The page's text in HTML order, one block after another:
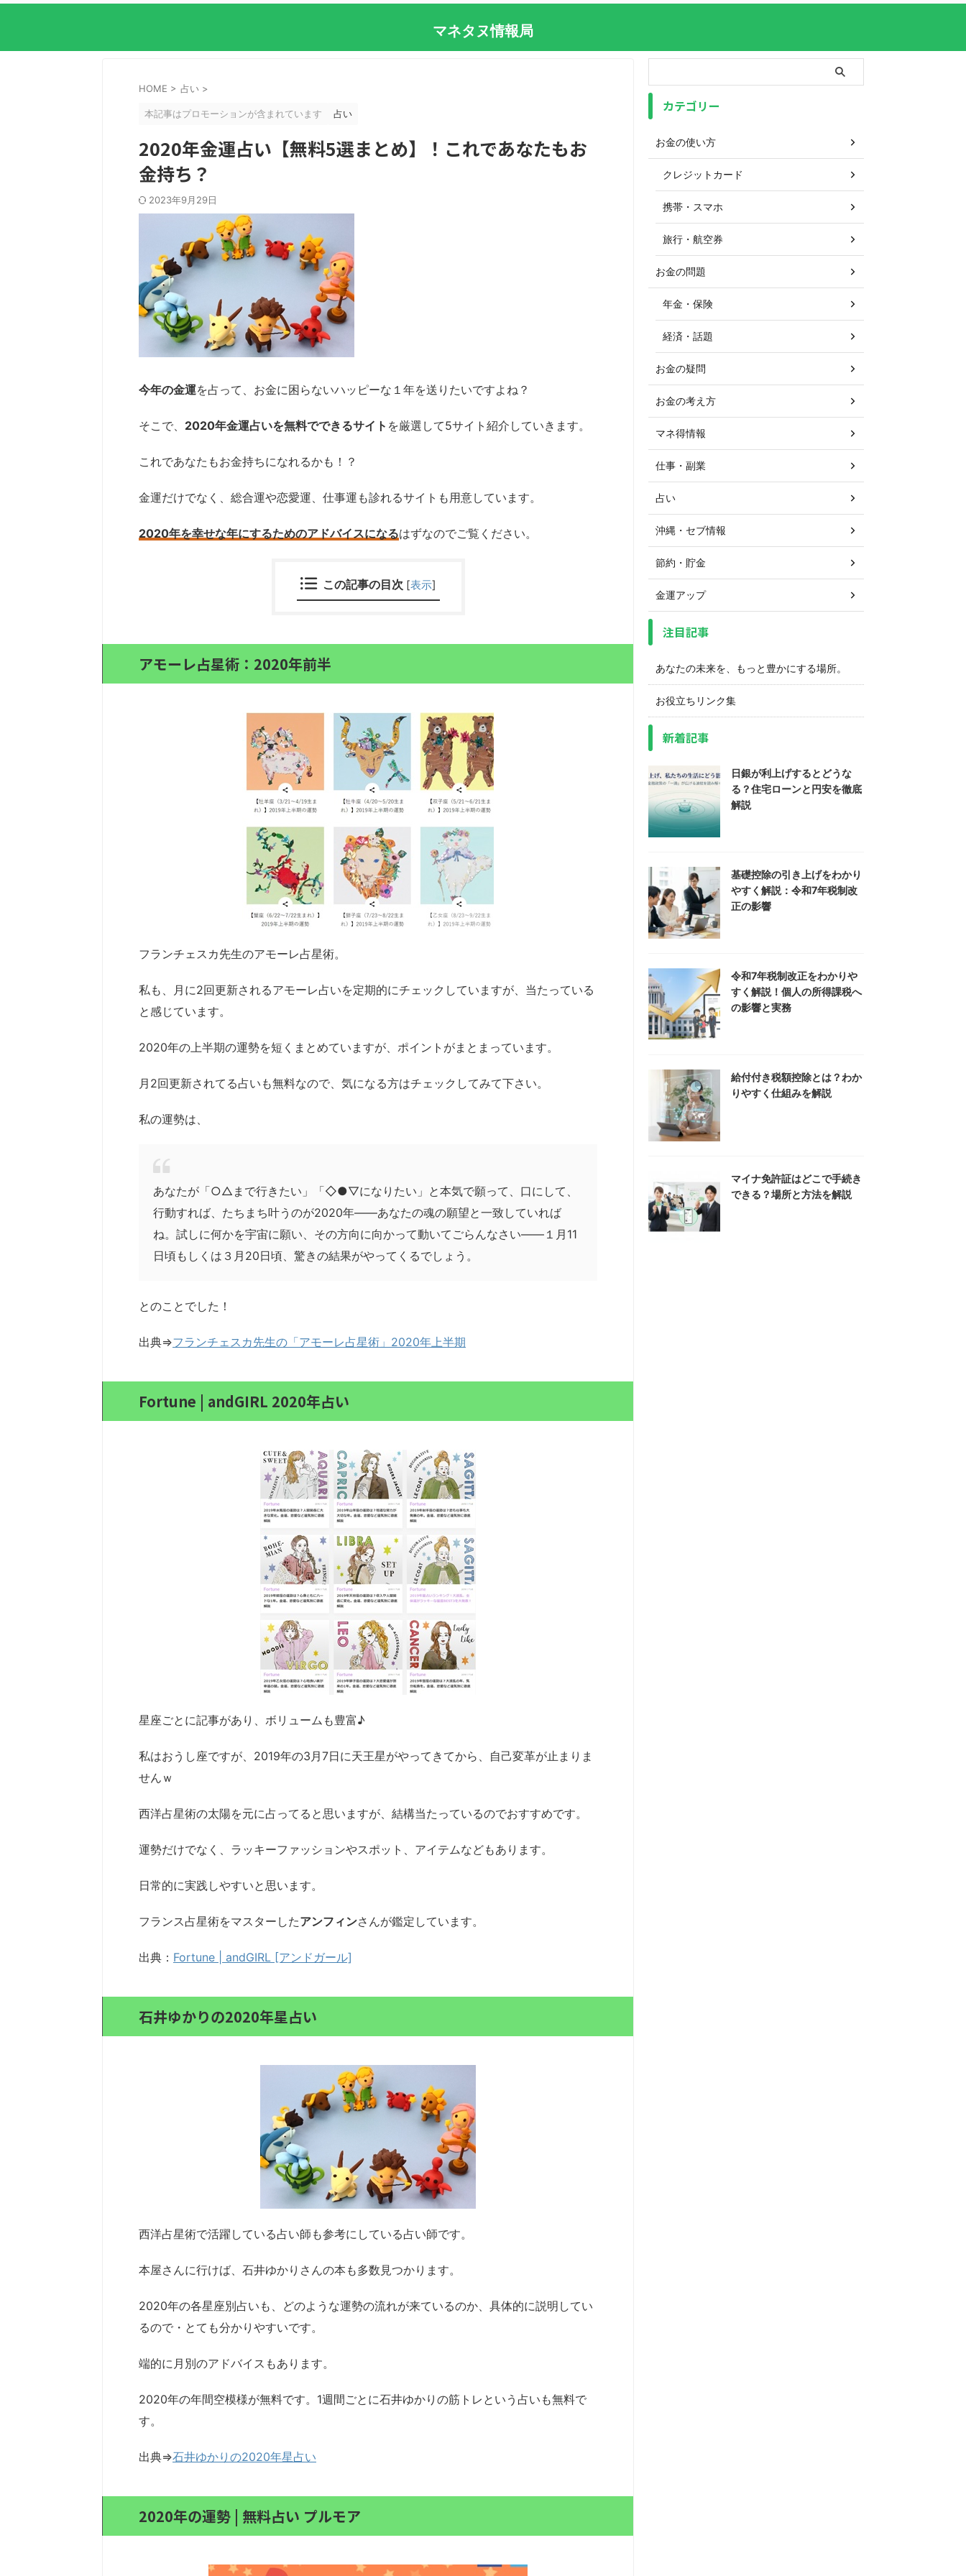
マネタヌ情報局
HOME > 占い >
本記事はプロモーションが含まれています 占い
2020年金運占い【無料5選まとめ】！これであなたもお
金持ち？
2023年9月29日
今年の金運を占って、お金に困らないハッピーな１年を送りたいですよね？
そこで、 2020年金運占いを無料でできるサイト を厳選して5サイト紹介していきます。
これであなたもお金持ちになれるかも！？
金運だけでなく、総合運や恋愛運、仕事運も診れるサイトも用意しています。
2020年を幸せな年にするためのアドバイスになるはずなのでご覧ください。
この記事の目次 [表示]
アモーレ占星術：2020年前半
フランチェスカ先生のアモーレ占星術。
私も、月に2回更新されるアモーレ占いを定期的にチェックしていますが、当たっている
と感じています。
2020年の上半期の運勢を短くまとめていますが、ポイントがまとまっています。
月2回更新されてる占いも無料なので、気になる方はチェックしてみて下さい。
私の運勢は、
あなたが「○△まで行きたい」「◇●▽になりたい」と本気で願って、口にして、
行動すれば、たちまち叶うのが2020年――あなたの魂の願望と一致していれば
ね。試しに何かを宇宙に願い、その方向に向かって動いてごらんなさい――１月11
日頃もしくは３月20日頃、驚きの結果がやってくるでしょう。
とのことでした！
出典⇒フランチェスカ先生の「アモーレ占星術」2020年上半期
Fortune | andGIRL 2020年占い
星座ごとに記事があり、ボリュームも豊富♪
私はおうし座ですが、2019年の3月7日に天王星がやってきてから、自己変革が止まりま
せんｗ
西洋占星術の太陽を元に占ってると思いますが、結構当たっているのでおすすめです。
運勢だけでなく、ラッキーファッションやスポット、アイテムなどもあります。
日常的に実践しやすいと思います。
フランス占星術をマスター したアンフィンさんが鑑定しています。
出典： Fortune | andGIRL [アンドガール]
石井ゆかりの2020年星占い
西洋占星術で活躍している占い師も参考にしている占い師です。
本屋さんに行けば、石井ゆかりさんの本も多数見つかります。
2020年の各星座別占いも、どのような運勢の流れが来ているのか、具体的に説明してい
るので・とても分かりやすいです。
端的に月別のアドバイスもあります。
2020年の年間空模様が無料です。1週間ごとに石井ゆかりの筋トレという占いも無料で
す。
出典⇒石井ゆかりの2020年星占い
2020年の運勢 | 無料占い プルモア
カテゴリー
お金の使い方
クレジットカード
携帯・スマホ
旅行・航空券
お金の問題
年金・保険
経済・話題
お金の疑問
お金の考え方
マネ得情報
仕事・副業
占い
沖縄・セブ情報
節約・貯金
金運アップ
注目記事
あなたの未来を、もっと豊かにする場所。
お役立ちリンク集
新着記事
日銀が利上げするとどうな
る？住宅ローンと円安を徹底
解説
基礎控除の引き上げをわかり
やすく解説：令和7年税制改
正の影響
令和7年税制改正をわかりや
すく解説！個人の所得課税へ
の影響と実務
給付付き税額控除とは？わか
りやすく仕組みを解説
マイナ免許証はどこで手続き
できる？場所と方法を解説